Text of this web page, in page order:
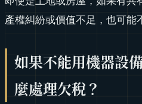
產權糾紛或價值不足，也可能
如果不能用機器設
麼處理欠稅？